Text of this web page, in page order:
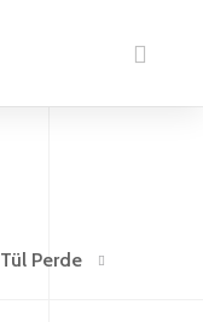
Tül Perde